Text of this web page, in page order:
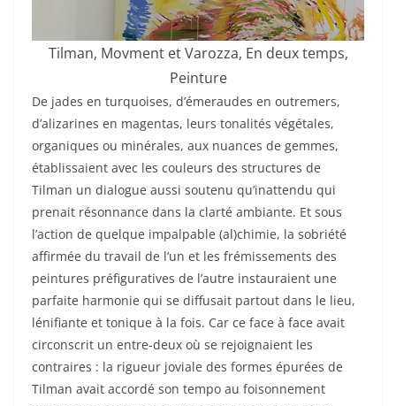
Tilman, Movment et Varozza, En deux temps,
Peinture
De jades en turquoises, d’émeraudes en outremers,
d’alizarines en magentas, leurs tonalités végétales,
organiques ou minérales, aux nuances de gemmes,
établissaient avec les couleurs des structures de
Tilman un dialogue aussi soutenu qu’inattendu qui
prenait résonnance dans la clarté ambiante. Et sous
l’action de quelque impalpable (al)chimie, la sobriété
affirmée du travail de l’un et les frémissements des
peintures préfiguratives de l’autre instauraient une
parfaite harmonie qui se diffusait partout dans le lieu,
lénifiante et tonique à la fois. Car ce face à face avait
circonscrit un entre-deux où se rejoignaient les
contraires : la rigueur joviale des formes épurées de
Tilman avait accordé son tempo au foisonnement